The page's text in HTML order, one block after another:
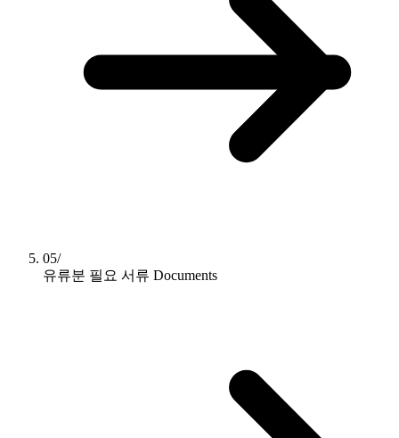
05/
유류분 필요 서류 Documents